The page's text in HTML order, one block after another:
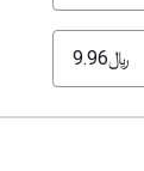
﷼‎9.96